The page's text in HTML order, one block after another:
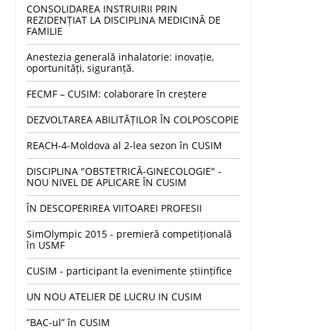
CONSOLIDAREA INSTRUIRII PRIN
REZIDENȚIAT LA DISCIPLINA MEDICINĂ DE
FAMILIE
Anestezia generală inhalatorie: inovație,
oportunități, siguranță.
FECMF – CUSIM: colaborare în creștere
DEZVOLTAREA ABILITĂȚILOR ÎN COLPOSCOPIE
REACH-4-Moldova al 2-lea sezon în CUSIM
DISCIPLINA "OBSTETRICĂ-GINECOLOGIE" -
NOU NIVEL DE APLICARE ÎN CUSIM
ÎN DESCOPERIREA VIITOAREI PROFESII
SimOlympic 2015 - premieră competițională
în USMF
CUSIM - participant la evenimente științifice
UN NOU ATELIER DE LUCRU IN CUSIM
”BAC-ul” în CUSIM